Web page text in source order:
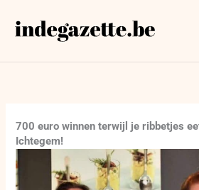
naar
700 euro winnen terwijl je ribbetjes
Ichtegem!